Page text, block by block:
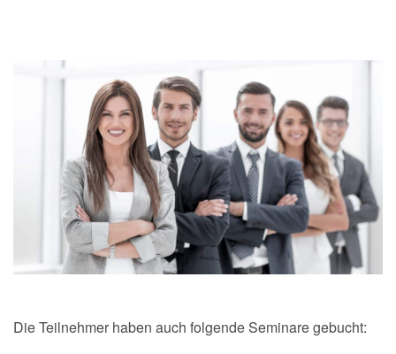
Die Teilnehmer haben auch folgende Seminare gebucht: